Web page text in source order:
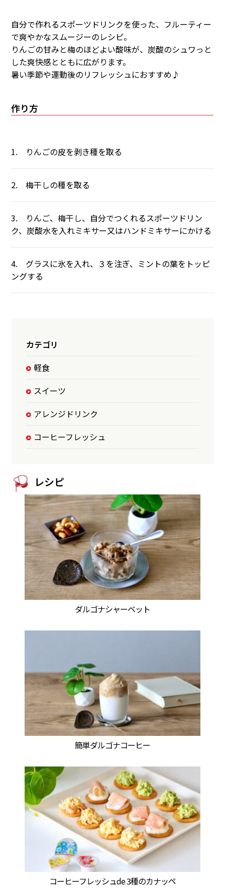
自分で作れるスポーツドリンクを使った、フルーティー
で爽やかなスムージーのレシピ。
りんごの甘みと梅のほどよい酸味が、炭酸のシュワっと
した爽快感とともに広がります。
暑い季節や運動後のリフレッシュにおすすめ♪
作り方
1. りんごの皮を剥き種を取る
2. 梅干しの種を取る
3. りんご、梅干し、自分でつくれるスポーツドリン
ク、炭酸水を入れミキサー又はハンドミキサーにかける
4. グラスに氷を入れ、３を注ぎ、ミントの葉をトッピ
ングする
カテゴリ
軽食
スイーツ
アレンジドリンク
コーヒーフレッシュ
レシピ
ダルゴナシャーベット
簡単ダルゴナコーヒー
コーヒーフレッシュde 3種のカナッペ